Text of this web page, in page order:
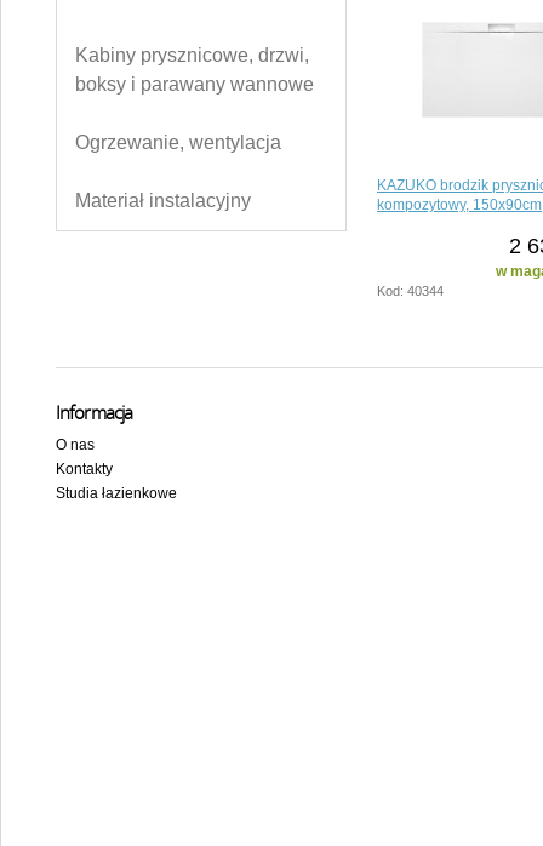
Kabiny prysznicowe, drzwi,
boksy i parawany wannowe
Ogrzewanie, wentylacja
Materiał instalacyjny
KAZUKO brodzik
kompozytowy,
2
w
Kod: 40344
Informacja
O nas
Kontakty
Studia łazienkowe